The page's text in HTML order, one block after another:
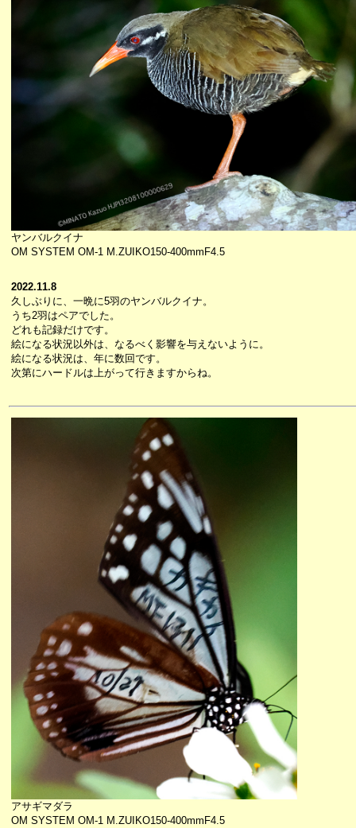
ヤンバルクイナ
OM SYSTEM OM-1 M.ZUIKO150-400mmF4.5
2022.11.8
久しぶりに、一晩に5羽のヤンバルクイナ。
うち2羽はペアでした。
どれも記録だけです。
絵になる状況以外は、なるべく影響を与えないように。
絵になる状況は、年に数回です。
次第にハードルは上がって行きますからね。
アサギマダラ
OM SYSTEM OM-1 M.ZUIKO150-400mmF4.5